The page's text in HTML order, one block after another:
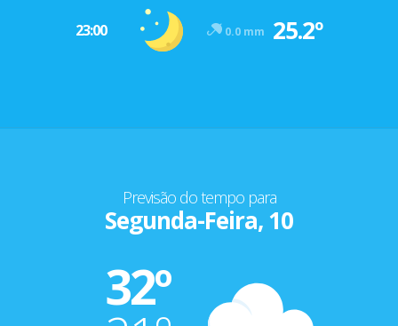
23:00 0.0 mm 25.2º
Previsão do tempo para
Segunda-Feira, 10
32º